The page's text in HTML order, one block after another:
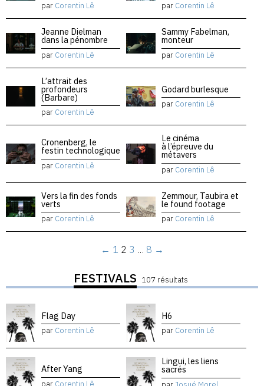
par Corentin Lê par Corentin Lê
Jeanne Dielman
dans la pénombre
par Corentin Lê
Sammy Fabelman,
monteur
par Corentin Lê
L’attrait des
profondeurs
(Barbare)
par Corentin Lê
Godard burlesque
par Corentin Lê
Cronenberg, le
festin technologique
par Corentin Lê
Le cinéma
à l’épreuve du
métavers
par Corentin Lê
Vers la fin des fonds
verts
par Corentin Lê
Zemmour, Taubira et
le found footage
par Corentin Lê
← 1 2 3 … 8 →
FESTIVALS 107 résultats
Flag Day
par Corentin Lê
H6
par Corentin Lê
After Yang
par Corentin Lê
Lingui, les liens
sacrés